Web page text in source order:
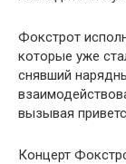
Фокстрот
которые уже
снявший
вызывая
Концерт